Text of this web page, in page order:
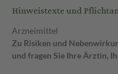
Hinweistexte und
Arzneimittel
Zu Risiken und
und fragen Sie Ihre Ärztin,